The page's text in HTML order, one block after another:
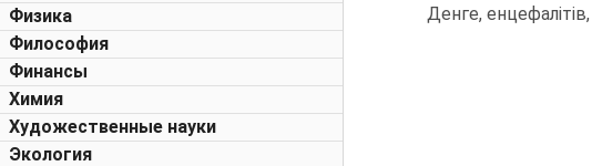
Физика
Философия
Финансы
Химия
Художественные науки
Экология
Денге,